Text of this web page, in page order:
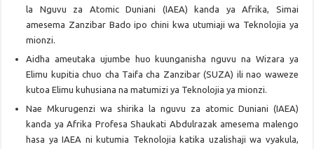
la Nguvu za Atomic Duniani (IAEA) kanda ya Afrika, Simai
amesema Zanzibar Bado ipo chini kwa utumiaji wa Teknolojia ya
mionzi.
Aidha ameutaka ujumbe huo kuunganisha nguvu na Wizara ya
Elimu kupitia chuo cha Taifa cha Zanzibar (SUZA) ili nao waweze
kutoa Elimu kuhusiana na matumizi ya Teknolojia ya mionzi.
Nae Mkurugenzi wa shirika la nguvu za atomic Duniani (IAEA)
kanda ya Afrika Profesa Shaukati Abdulrazak amesema malengo
hasa ya IAEA ni kutumia Teknolojia katika uzalishaji wa vyakula,